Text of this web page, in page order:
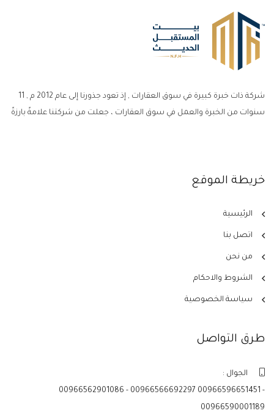
شركة ذات خبرة كبيرة في سوق العقارات , إذ تعود جذورنا إلى عام 2012 م , 11
سنوات من الخبرة والعمل في سوق العقارات ، جعلت من شركتنا علامةً بارزةً
خريطة الموقع
الرئيسية
اتصل بنا
من نحن
الشروط والاحكام
سياسة الخصوصية
طرق التواصل
الجوال :
00966562901086 - 00966566692297 00966596651451 -
00966590001189